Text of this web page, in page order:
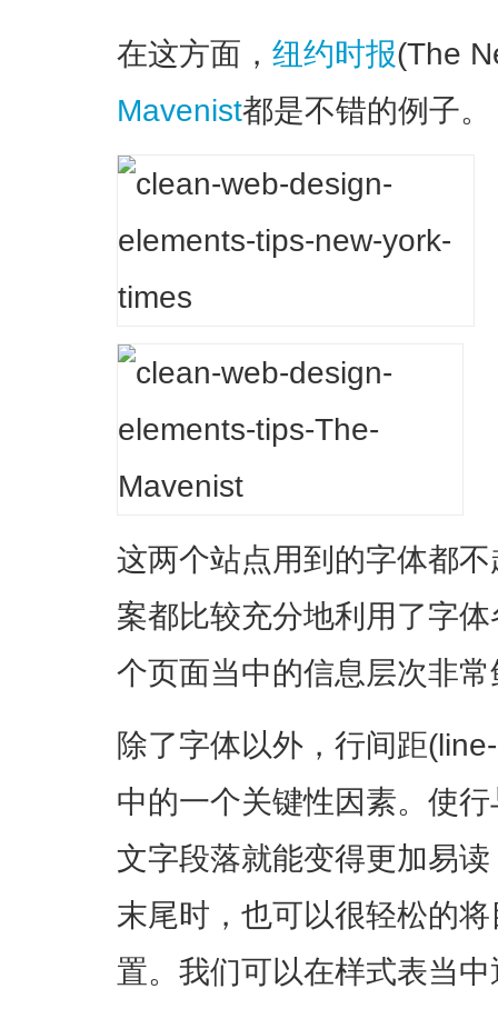
在这方面， 纽约时报(The
Mavenist都是不错的例子。
这两个站点用到的字体都
案都比较充分地利用了字
个页面当中的信息层次非
除了字体以外，行间距
中的一个关键性因素。使
文字段落就能变得更加易
末尾时，也可以很轻松的
置。我们可以在样式表当